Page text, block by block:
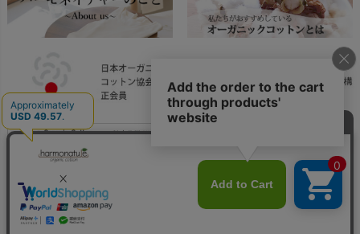
お問い合わせchevron_right